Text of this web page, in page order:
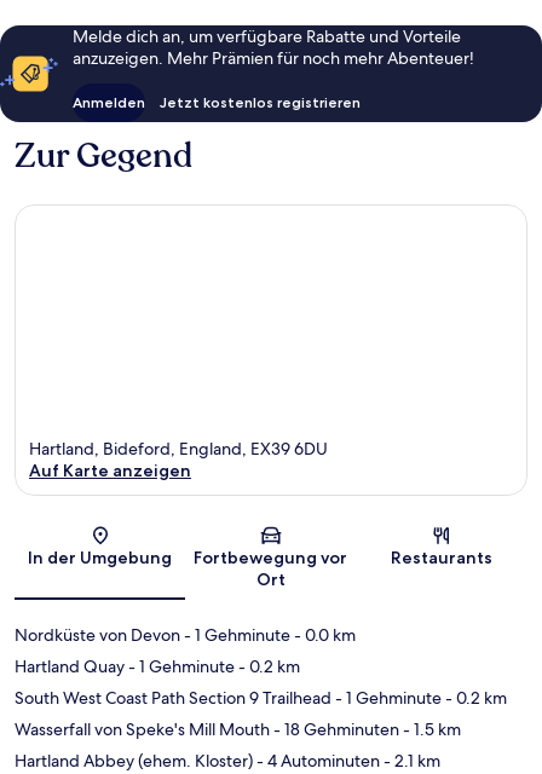
Melde dich an, um verfügbare Rabatte und Vorteile
anzuzeigen. Mehr Prämien für noch mehr Abenteuer!
Anmelden Jetzt kostenlos registrieren
Zur Gegend
Karte
Hartland, Bideford, England, EX39 6DU
Auf Karte anzeigen
In der Umgebung
Fortbewegung vor
Ort
Restaurants
Nordküste von Devon- 1 Gehminute- 0.0 km
Hartland Quay- 1 Gehminute- 0.2 km
South West Coast Path Section 9 Trailhead - 1 Gehminute- 0.2 km
Wasserfall von Speke's Mill Mouth- 18 Gehminuten- 1.5 km
Hartland Abbey (ehem. Kloster)- 4 Autominuten- 2.1 km